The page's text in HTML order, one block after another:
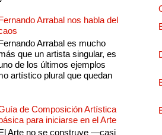
Arrabal nos habla del
Arrabal es mucho
que un artista singular, es
de los últimos ejemplos
artístico plural que quedan
de Composición Artística
para iniciarse en el Arte
Arte no se construye —casi